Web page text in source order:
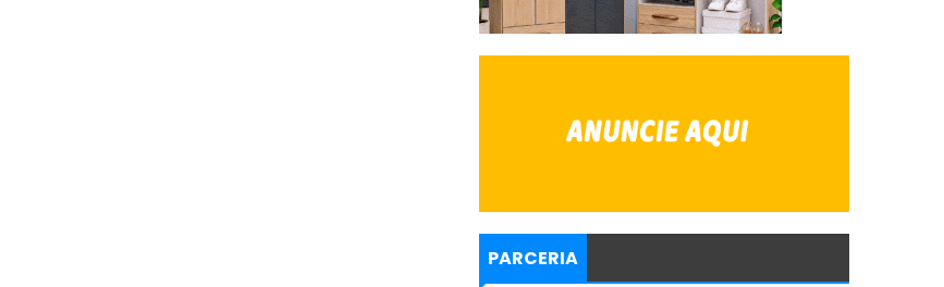
PARCERIA